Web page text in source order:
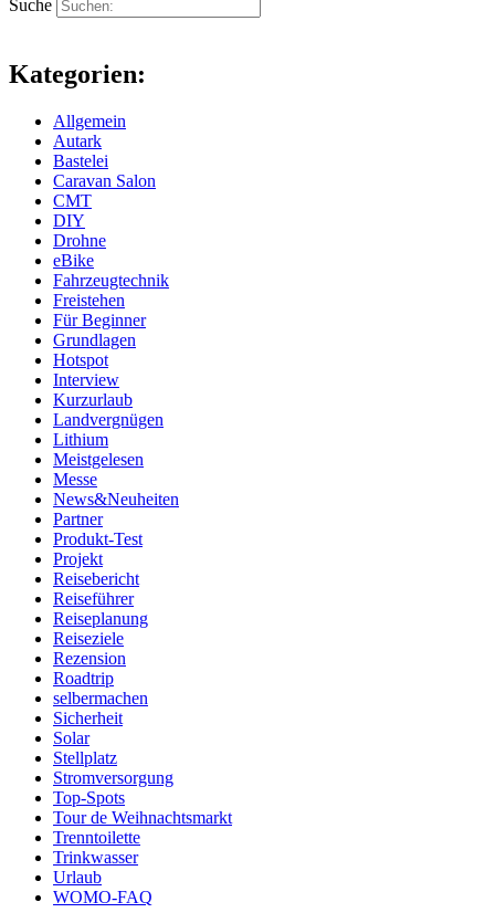
Suche
Kategorien:
Allgemein
Autark
Bastelei
Caravan Salon
CMT
DIY
Drohne
eBike
Fahrzeugtechnik
Freistehen
Für Beginner
Grundlagen
Hotspot
Interview
Kurzurlaub
Landvergnügen
Lithium
Meistgelesen
Messe
News&Neuheiten
Partner
Produkt-Test
Projekt
Reisebericht
Reiseführer
Reiseplanung
Reiseziele
Rezension
Roadtrip
selbermachen
Sicherheit
Solar
Stellplatz
Stromversorgung
Top-Spots
Tour de Weihnachtsmarkt
Trenntoilette
Trinkwasser
Urlaub
WOMO-FAQ